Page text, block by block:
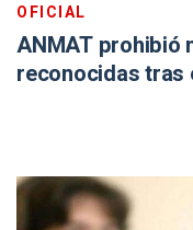
OFICIAL
ANMAT prohibió
reconocidas tras